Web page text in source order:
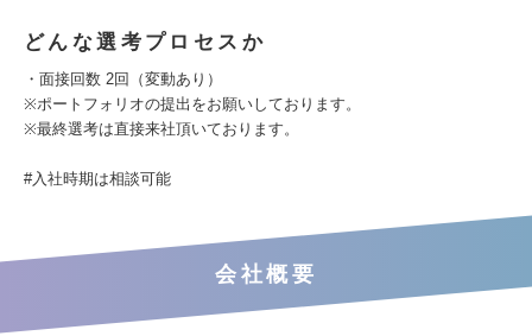
どんな選考プロセスか
・面接回数 2回（変動あり）
※ポートフォリオの提出をお願いしております。
※最終選考は直接来社頂いております。
#入社時期は相談可能
会社概要